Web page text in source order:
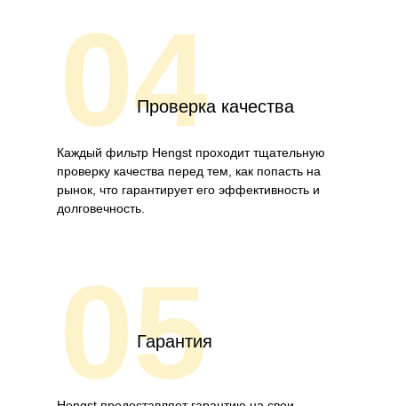
04Проверка качества
Каждый фильтр Hengst проходит тщательную
проверку качества перед тем, как попасть на
рынок, что гарантирует его эффективность и
долговечность.
05
Гарантия